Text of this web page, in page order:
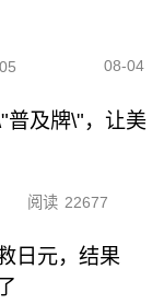
08-04
普及牌\"，让美
阅读 22677
日元，结果